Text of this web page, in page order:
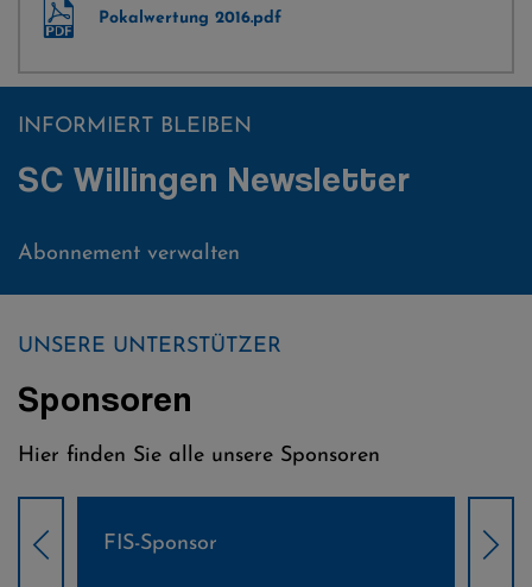
Pokalwertung 2016.pdf
INFORMIERT BLEIBEN
SC Willingen Newsletter
Abonnement verwalten
UNSERE UNTERSTÜTZER
Sponsoren
Hier finden Sie alle unsere Sponsoren
Weltcup-Sponsoren Damen